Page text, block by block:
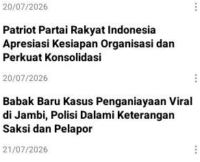
20/07/2026
Patriot Partai Rakyat Indonesia
Apresiasi Kesiapan Organisasi dan
Perkuat Konsolidasi
20/07/2026
Babak Baru Kasus Penganiayaan Viral
di Jambi, Polisi Dalami Keterangan
Saksi dan Pelapor
21/07/2026